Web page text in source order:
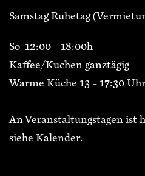
Samstag Ruhetag
So 12:00 – 18:00h
Kaffee/Kuchen ganztägig
Warme Küche 13 – 17:30 Uhr
An Veranstaltungstagen ist
siehe Kalender.